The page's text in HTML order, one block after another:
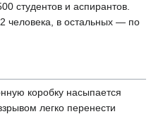
студентов и аспирантов.
человека, в остальных — по
коробку насыпается
легко перенести